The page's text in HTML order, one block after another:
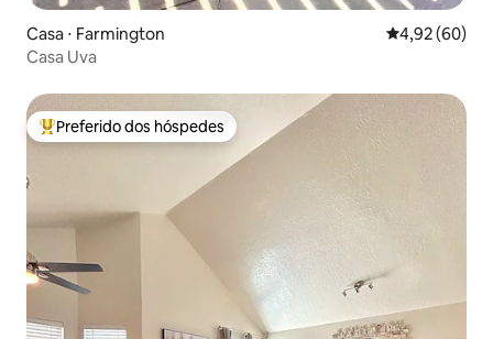
Casa ⋅ Farmington 4,92 de uma
4,92 (60)
Casa Uva
Entre os melhores preferidos dos hóspedes
Preferido dos hóspedes